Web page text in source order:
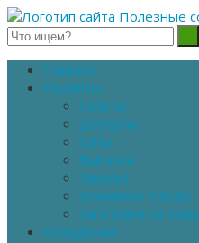
Полезные советы домохозяйкам
Главная
Рецепты
Салаты
Десерты
Супы
Выпечка
Закуски
Основное блюдо
Заготовки на зиму
Похудение